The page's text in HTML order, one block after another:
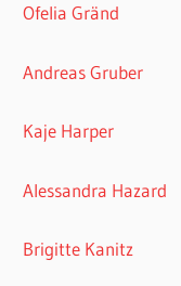
Ofelia Gränd
Andreas Gruber
Kaje Harper
Alessandra Hazard
Brigitte Kanitz